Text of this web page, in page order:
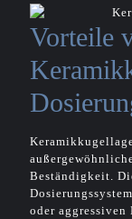
Vorteile
Beständigkeit.
oder